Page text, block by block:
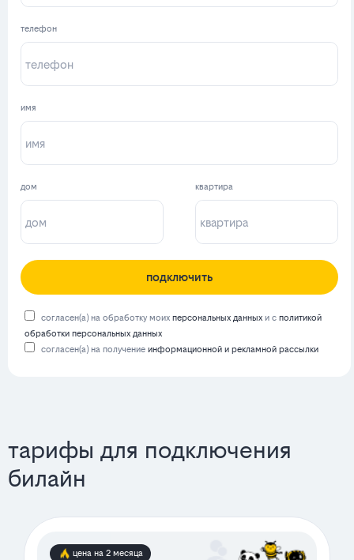
телефон
имя
дом квартира
подключить
согласен(а) на обработку моих персональных данных и с политикой
обработки персональных данных
согласен(а) на получение информационной и рекламной рассылки
тарифы для подключения
билайн
цена на 2 месяца